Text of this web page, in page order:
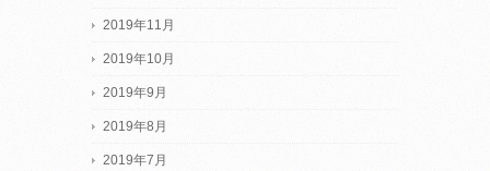
2019年11月
2019年10月
2019年9月
2019年8月
2019年7月